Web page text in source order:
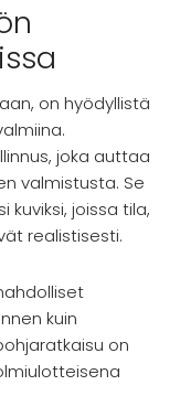
on hyödyllistä
joka auttaa
valmistusta. Se
joissa tila,
realistisesti.
kuin
on